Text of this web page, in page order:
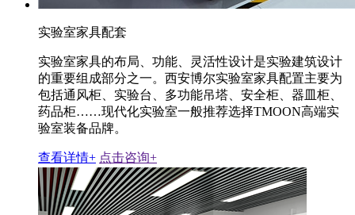
实验室家具配套
实验室家具的布局、功能、灵活性设计是实验建筑设计
的重要组成部分之一。西安博尔实验室家具配置主要为
包括通风柜、实验台、多功能吊塔、安全柜、器皿柜、
药品柜……现代化实验室一般推荐选择TMOON高端实
验室装备品牌。
查看详情+ 点击咨询+